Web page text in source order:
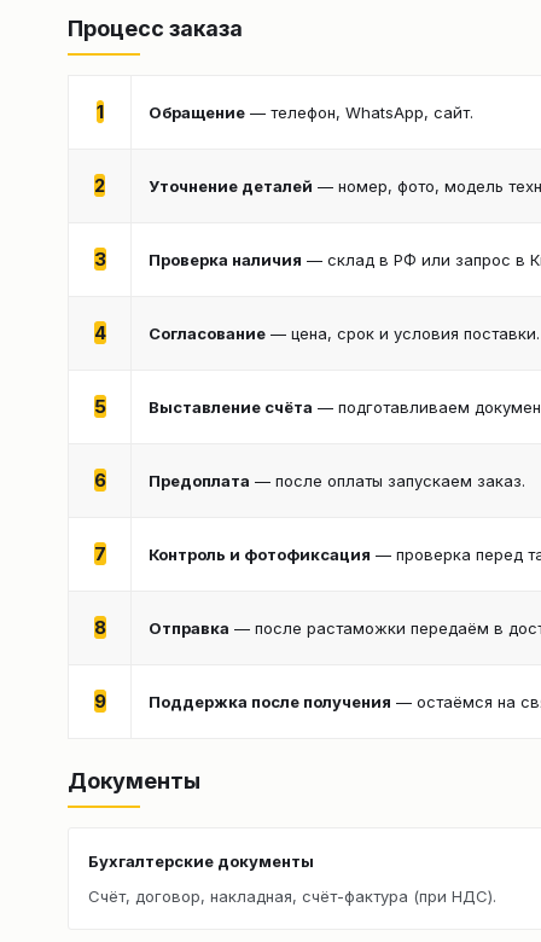
Процесс заказа
1 Обращение — телефон, WhatsApp, сайт.
2 Уточнение деталей — номер, фото, модель
3 Проверка наличия — склад в РФ или запрос в
4 Согласование — цена, срок и условия поставки.
5 Выставление счёта — подготавливаем
6 Предоплата — после оплаты запускаем заказ.
7 Контроль и фотофиксация — проверка перед
8 Отправка — после растаможки передаём в
9 Поддержка после получения — остаёмся на
Документы
Бухгалтерские документы
Счёт, договор, накладная, счёт-фактура (при НДС).